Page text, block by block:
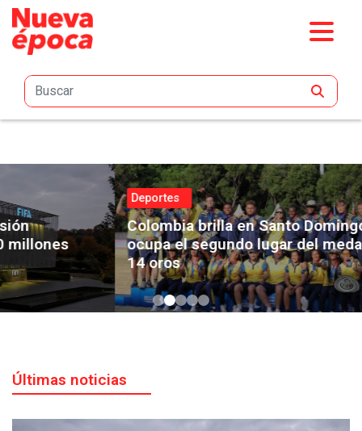
Saltar al contenido principal
Deportes
Colombia brilla en Santo Domingo 2026 y
ocupa el segundo lugar del medallero con
14 oros
Últimas noticias